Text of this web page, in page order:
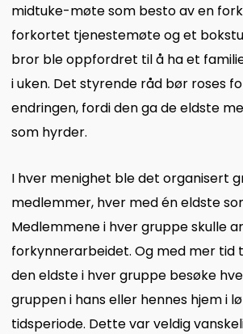
midtuke-møte som besto av en
forkortet tjenestemøte og et
bror ble oppfordret til å ha et
i uken. Det styrende råd bør roses
endringen, fordi den ga de eldste
som hyrder.
I hver menighet ble det organisert
medlemmer, hver med én eldste
Medlemmene i hver gruppe skulle
forkynnerarbeidet. Og med mer tid
den eldste i hver gruppe besøke
gruppen i hans eller hennes hjem i
tidsperiode. Dette var veldig